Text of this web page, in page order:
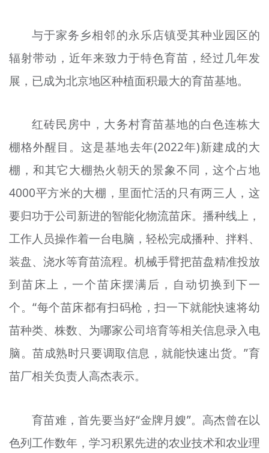
与于家务乡相邻的永乐店镇受其种业园区的
辐射带动，近年来致力于特色育苗，经过几年发
展，已成为北京地区种植面积最大的育苗基地。
红砖民房中，大务村育苗基地的白色连栋大
棚格外醒目。这是基地去年(2022年)新建成的大
棚，和其它大棚热火朝天的景象不同，这个占地
4000平方米的大棚，里面忙活的只有两三人，这
要归功于公司新进的智能化物流苗床。播种线上，
工作人员操作着一台电脑，轻松完成播种、拌料、
装盘、浇水等育苗流程。机械手臂把苗盘精准投放
到苗床上，一个苗床摆满后，自动切换到下一
个。“每个苗床都有扫码枪，扫一下就能快速将幼
苗种类、株数、为哪家公司培育等相关信息录入电
脑。苗成熟时只要调取信息，就能快速出货。”育
苗厂相关负责人高杰表示。
育苗难，首先要当好“金牌月嫂”。高杰曾在以
色列工作数年，学习积累先进的农业技术和农业理